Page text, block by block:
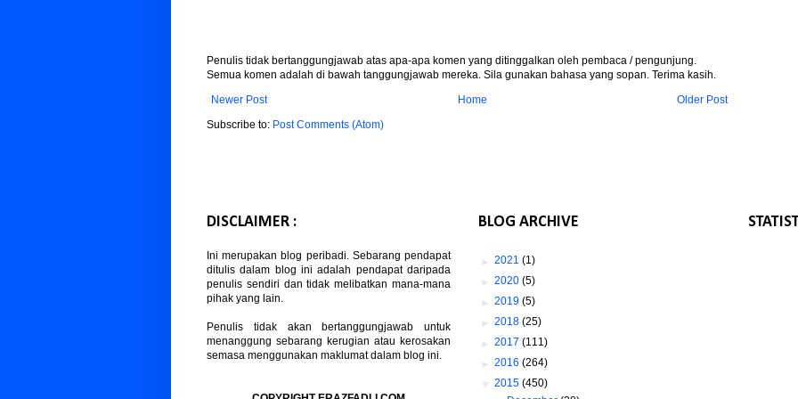
Penulis tidak bertanggungjawab atas apa-apa komen yang ditinggalkan oleh pembaca / pengunjung.
Semua komen adalah di bawah tanggungjawab mereka. Sila gunakan bahasa yang sopan. Terima kasih.
Newer Post
Older Post
Home
Subscribe to: Post Comments (Atom)
DISCLAIMER :
Ini merupakan blog peribadi. Sebarang pendapat
ditulis dalam blog ini adalah pendapat daripada
penulis sendiri dan tidak melibatkan mana-mana
pihak yang lain.
Penulis tidak akan bertanggungjawab untuk
menanggung sebarang kerugian atau kerosakan
semasa menggunakan maklumat dalam blog ini.
BLOG ARCHIVE
► 2021 (1)
► 2020 (5)
► 2019 (5)
► 2018 (25)
► 2017 (111)
► 2016 (264)
▼ 2015 (450)